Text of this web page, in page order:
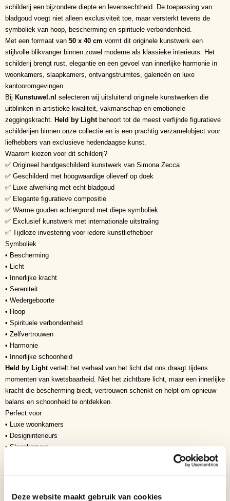
Deze website maakt gebruik van cookies
schilderij een bijzondere diepte en levensechtheid. De toepassing van
bladgoud voegt niet alleen exclusiviteit toe, maar versterkt tevens de
symboliek van hoop, bescherming en spirituele verbondenheid.
Met een formaat van 50 x 40 cm vormt dit originele kunstwerk een
stijlvolle blikvanger binnen zowel moderne als klassieke interieurs. Het
schilderij brengt rust, elegantie en een gevoel van innerlijke harmonie in
woonkamers, slaapkamers, ontvangstruimtes, galerieën en luxe
kantooromgevingen.
Bij Kunstuwel.nl selecteren wij uitsluitend originele kunstwerken die
uitblinken in artistieke kwaliteit, vakmanschap en emotionele
zeggingskracht. Held by Lightbehoort tot de meest verfijnde figuratieve
schilderijen binnen onze collectie en is een prachtig verzamelobject voor
liefhebbers van exclusieve hedendaagse kunst.
Waarom kiezen voor dit schilderij?
✅ Origineel handgeschilderd kunstwerk van Simona Zecca
✅ Geschilderd met hoogwaardige olieverf op doek
✅ Luxe afwerking met echt bladgoud
✅ Elegante figuratieve compositie
✅ Warme gouden achtergrond met diepe symboliek
✅ Exclusief kunstwerk met internationale uitstraling
✅ Tijdloze investering voor iedere kunstliefhebber
Symboliek
• Bescherming
• Licht
• Innerlijke kracht
• Sereniteit
• Wedergeboorte
• Hoop
• Spirituele verbondenheid
• Zelfvertrouwen
• Harmonie
• Innerlijke schoonheid
Held by Lightvertelt het verhaal van het licht dat ons draagt tijdens
momenten van kwetsbaarheid. Niet het zichtbare licht, maar een innerlijke
kracht die bescherming biedt, vertrouwen schenkt en helpt om opnieuw
balans en schoonheid te ontdekken.
Perfect voor
• Luxe woonkamers
• Designinterieurs
• Slaapkamers